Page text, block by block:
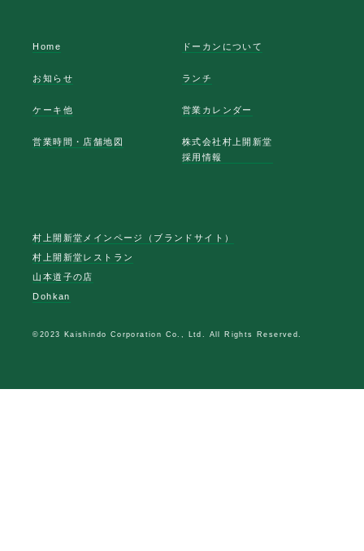
Home ドーカンについて
お知らせ ランチ
ケーキ他 営業カレンダー
営業時間・店舗地図
株式会社村上開新堂
採用情報
村上開新堂メインページ（ブランドサイト）
村上開新堂レストラン
山本道子の店
Dohkan
©2023 Kaishindo Corporation Co., Ltd. All Rights Reserved.